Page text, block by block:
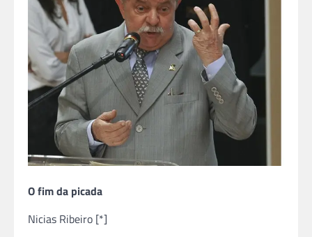
O fim da picada
Nicias Ribeiro [*]